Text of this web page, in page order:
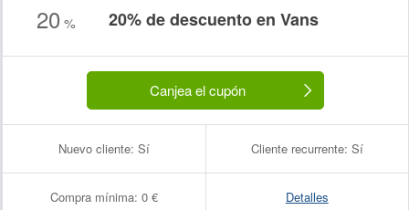
20 % 20% de descuento en Vans
Canjea el cupón
Nuevo cliente: Sí Cliente recurrente: Sí
Compra mínima: 0 € Detalles